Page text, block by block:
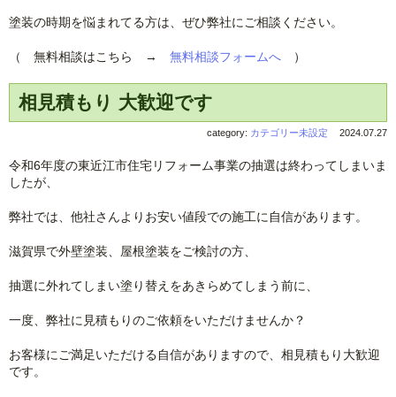
塗装の時期を悩まれてる方は、ぜひ弊社にご相談ください。
（ 無料相談はこちら → 無料相談フォームへ ）
相見積もり 大歓迎です
category: カテゴリー未設定 2024.07.27
令和6年度の東近江市住宅リフォーム事業の抽選は終わってしまいま
したが、
弊社では、他社さんよりお安い値段での施工に自信があります。
滋賀県で外壁塗装、屋根塗装をご検討の方、
抽選に外れてしまい塗り替えをあきらめてしまう前に、
一度、弊社に見積もりのご依頼をいただけませんか？
お客様にご満足いただける自信がありますので、相見積もり大歓迎
です。